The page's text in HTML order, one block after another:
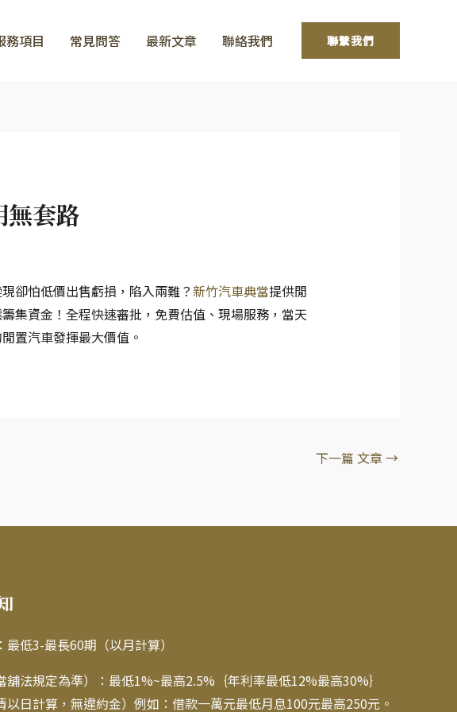
務項目 常見問答 最新文章 聯絡我們 聯繫我們
無套路
卻怕低價出售虧損，陷入兩難？新竹汽車典當提供閒
集資金！全程快速審批，免費估值、現場服務，當天
置汽車發揮最大價值。
下一篇 文章→
最低3-最長60期（以月計算）
舖法規定為準）：最低1%~最高2.5%｛年利率最低12%最高30%｝
以日計算，無違約金）例如：借款一萬元最低月息100元最高250元。